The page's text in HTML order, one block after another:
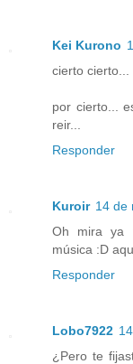
Kei Kurono
cierto cierto...
por cierto...
reir...
Responder
Kuroir 14 de
Oh mira ya
música :D
Responder
Lobo7922
¿Pero te